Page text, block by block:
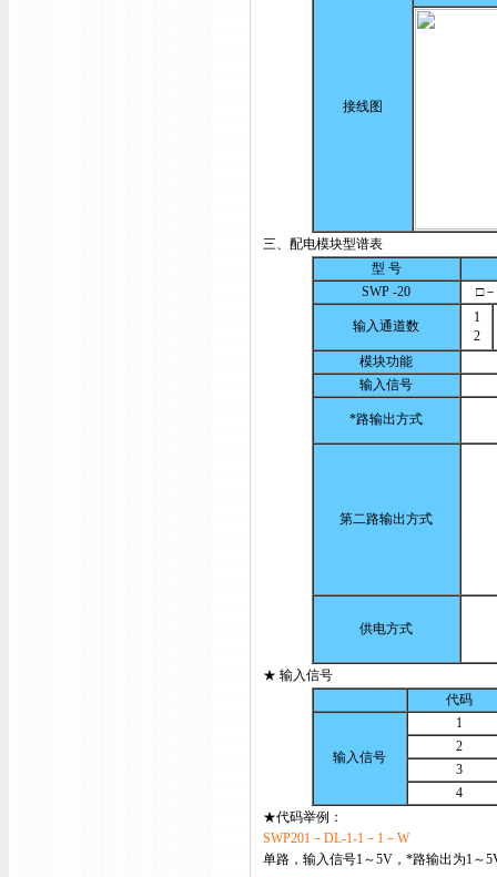
接线图
三、配电模块型谱表
型 号
SWP -20
□
输入通道数
1
2
模块功能
输入信号
*路输出方式
第二路输出方式
供电方式
★ 输入信号
代码
输入信号
1
2
3
4
★代码举例：
SWP201－DL-1-1－1－W
单路，输入信号1～5V，*路输出为1～